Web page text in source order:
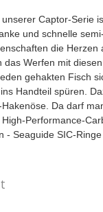
Captor-Serie
und schnelle
die
Werfen mit
gehakten Fisch
Handteil spüren.
Da darf
Performance-
Seaguide SIC-